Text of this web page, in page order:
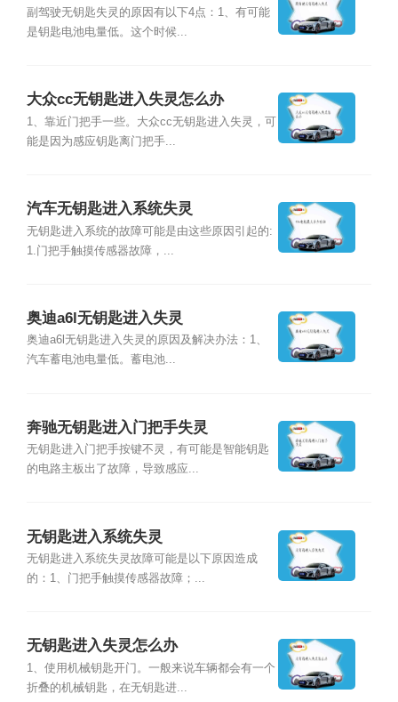
副驾驶无钥匙失灵的原因有以下4点：1、有可能
是钥匙电池电量低。这个时候...
大众cc无钥匙进入失灵怎么办
1、靠近门把手一些。大众cc无钥匙进入失灵，可
能是因为感应钥匙离门把手...
汽车无钥匙进入系统失灵
无钥匙进入系统的故障可能是由这些原因引起的:
1.门把手触摸传感器故障，...
奥迪a6l无钥匙进入失灵
奥迪a6l无钥匙进入失灵的原因及解决办法：1、
汽车蓄电池电量低。蓄电池...
奔驰无钥匙进入门把手失灵
无钥匙进入门把手按键不灵，有可能是智能钥匙
的电路主板出了故障，导致感应...
无钥匙进入系统失灵
无钥匙进入系统失灵故障可能是以下原因造成
的：1、门把手触摸传感器故障；...
无钥匙进入失灵怎么办
1、使用机械钥匙开门。一般来说车辆都会有一个
折叠的机械钥匙，在无钥匙进...